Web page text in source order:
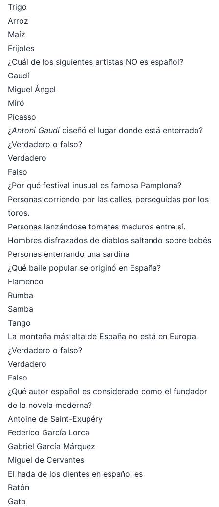
Trigo
Arroz
Maíz
Frijoles
¿Cuál de los siguientes artistas NO es español?
Gaudí
Miguel Ángel
Miró
Picasso
¿Antoni Gaudídiseñó el lugar donde está enterrado?
¿Verdadero o falso?
Verdadero
Falso
¿Por qué festival inusual es famosa Pamplona?
Personas corriendo por las calles, perseguidas por los
toros.
Personas lanzándose tomates maduros entre sí.
Hombres disfrazados de diablos saltando sobre bebés
Personas enterrando una sardina
¿Qué baile popular se originó en España?
Flamenco
Rumba
Samba
Tango
La montaña más alta de España no está en Europa.
¿Verdadero o falso?
Verdadero
Falso
¿Qué autor español es considerado como el fundador
de la novela moderna?
Antoine de Saint-Exupéry
Federico García Lorca
Gabriel García Márquez
Miguel de Cervantes
El hada de los dientes en español es
Ratón
Gato